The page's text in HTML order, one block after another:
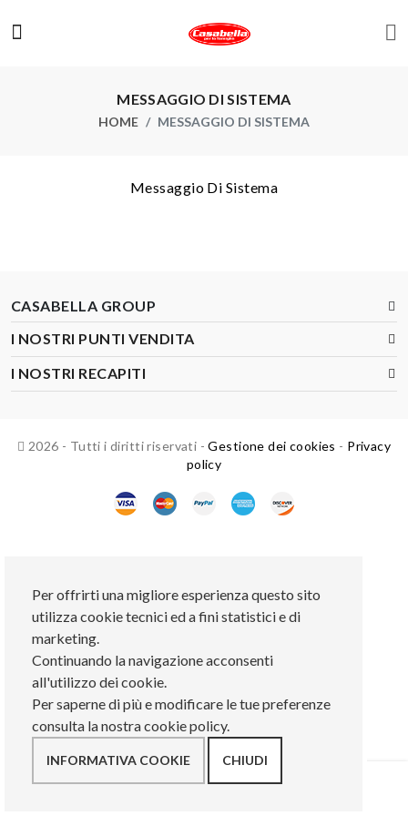
MESSAGGIO DI SISTEMA
HOME MESSAGGIO DI SISTEMA
Messaggio Di Sistema
CASABELLA GROUP
I NOSTRI PUNTI VENDITA
I NOSTRI RECAPITI
2026 - Tutti i diritti riservati -Gestione dei cookies - Privacy
policy
Per offrirti una migliore esperienza questo sito
utilizza cookie tecnici ed a fini statistici e di
marketing.
Continuando la navigazione acconsenti
all'utilizzo dei cookie.
Per saperne di più e modificare le tue preferenze
consulta la nostra cookie policy.
INFORMATIVA COOKIE CHIUDI